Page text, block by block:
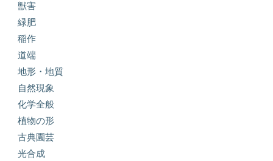
獣害
緑肥
稲作
道端
地形・地質
自然現象
化学全般
植物の形
古典園芸
光合成